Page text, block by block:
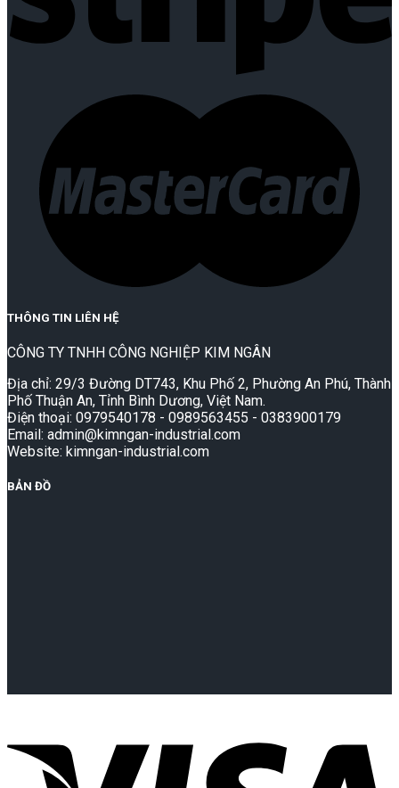
THÔNG TIN LIÊN HỆ
CÔNG TY TNHH CÔNG NGHIỆP KIM NGÂN
Địa chỉ: 29/3 Đường DT743, Khu Phố 2, Phường An Phú, Thành
Phố Thuận An, Tỉnh Bình Dương, Việt Nam.
Điện thoại: 0979540178 - 0989563455 - 0383900179
Email: admin@kimngan-industrial.com
Website: kimngan-industrial.com
BẢN ĐỒ